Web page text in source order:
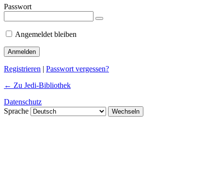
Passwort
Angemeldet bleiben
Registrieren | Passwort vergessen?
← Zu Jedi-Bibliothek
Datenschutz
Sprache